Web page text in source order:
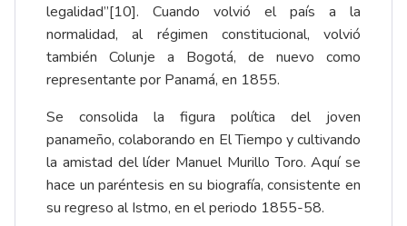
legalidad”[10]. Cuando volvió el país a la
normalidad, al régimen constitucional, volvió
también Colunje a Bogotá, de nuevo como
representante por Panamá, en 1855.
Se consolida la figura política del joven
panameño, colaborando en El Tiempo y cultivando
la amistad del líder Manuel Murillo Toro. Aquí se
hace un paréntesis en su biografía, consistente en
su regreso al Istmo, en el periodo 1855-58.